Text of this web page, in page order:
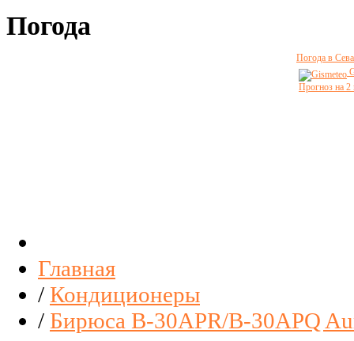
Погода
Погода в
Прогноз на 2
Главная
/ Кондиционеры
/ Бирюса B-30APR/B-30APQ